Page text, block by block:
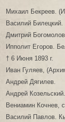
Михаил Бекреев.
Василий Билецкий.
Дмитрий
Ипполит Егоров.
† 6 Июня 1893 г.
Иван Гуляев,
Андрей Дягилев.
Андрей Козельский.
Вениамин Кочнев,
Василий Павлов.